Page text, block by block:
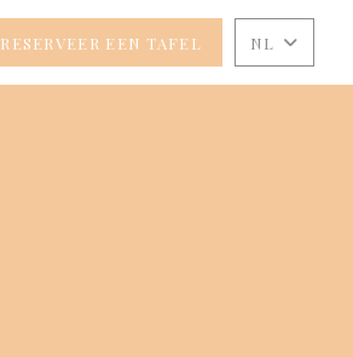
RESERVEER EEN TAFEL NL